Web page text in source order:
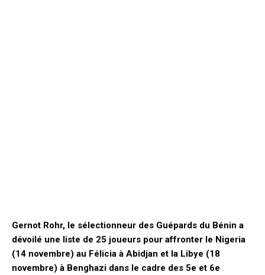
Gernot Rohr, le sélectionneur des Guépards du Bénin a
dévoilé une liste de 25 joueurs pour affronter le Nigeria
(14 novembre) au Félicia à Abidjan et la Libye (18
novembre) à Benghazi dans le cadre des 5e et 6e